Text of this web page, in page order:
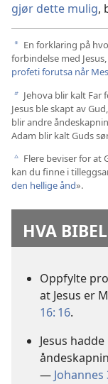
gjør dette mulig,
a En forklaring på
forbindelse med
profeti forutsa når
b Jehova blir kalt Far
Jesus ble skapt av
blir andre
Adam blir kalt Guds
c Flere beviser for at
kan du finne i
den hellige ånd».
HVA
Oppfylte
at Jesus er
16: 16.
Jesus
— Johannes